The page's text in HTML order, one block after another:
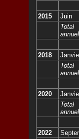
2015
Juin
Total
annuel
2018
Total
annuel
2020
Total
annuel
2022